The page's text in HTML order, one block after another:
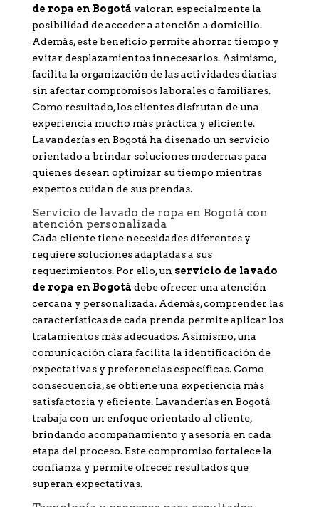
de ropa en Bogotá valoran especialmente la
posibilidad de acceder a atención a domicilio.
Además, este beneficio permite ahorrar tiempo y
evitar desplazamientos innecesarios. Asimismo,
facilita la organización de las actividades diarias
sin afectar compromisos laborales o familiares.
Como resultado, los clientes disfrutan de una
experiencia mucho más práctica y eficiente.
Lavanderías en Bogotá ha diseñado un servicio
orientado a brindar soluciones modernas para
quienes desean optimizar su tiempo mientras
expertos cuidan de sus prendas.
Servicio de lavado de ropa en Bogotá con
atención personalizada
Cada cliente tiene necesidades diferentes y
requiere soluciones adaptadas a sus
requerimientos. Por ello, un servicio de lavado
de ropa en Bogotá debe ofrecer una atención
cercana y personalizada. Además, comprender las
características de cada prenda permite aplicar los
tratamientos más adecuados. Asimismo, una
comunicación clara facilita la identificación de
expectativas y preferencias específicas. Como
consecuencia, se obtiene una experiencia más
satisfactoria y eficiente. Lavanderías en Bogotá
trabaja con un enfoque orientado al cliente,
brindando acompañamiento y asesoría en cada
etapa del proceso. Este compromiso fortalece la
confianza y permite ofrecer resultados que
superan expectativas.